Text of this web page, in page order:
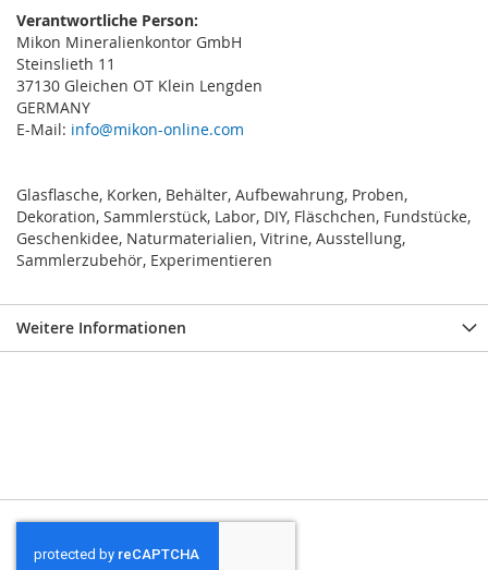
Verantwortliche Person:
Mikon Mineralienkontor GmbH
Steinslieth 11
37130 Gleichen OT Klein Lengden
GERMANY
E-Mail: info@mikon-online.com
Glasflasche, Korken, Behälter, Aufbewahrung, Proben,
Dekoration, Sammlerstück, Labor, DIY, Fläschchen, Fundstücke,
Geschenkidee, Naturmaterialien, Vitrine, Ausstellung,
Sammlerzubehör, Experimentieren
Weitere Informationen